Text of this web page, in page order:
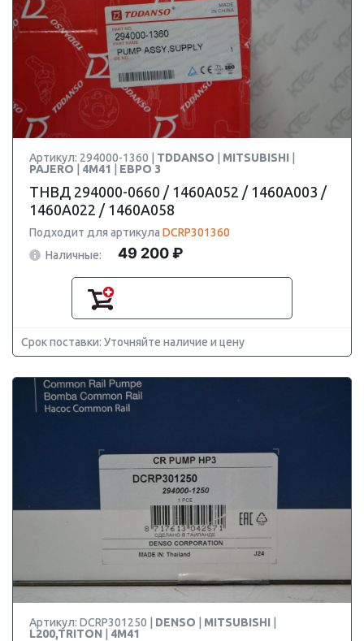
Артикул: 294000-1360 | TDDANSO MITSUBISHI
PAJERO
4M41 ЕВРО 3
ТНВД 294000-0660 / 1460A052 / 1460A003 /
1460A022 / 1460A058
Подходит для артикула DCRP301360
Наличные:
49 200 ₽
Срок поставки: Уточняйте наличие и цену
Артикул: DCRP301250 | DENSO MITSUBISHI
L200,TRITON
4M41